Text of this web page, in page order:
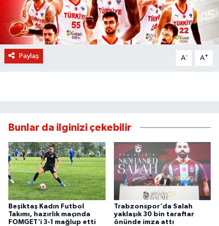
Paylaş A- A+
Bunlar da ilginizi çekebilir
Beşiktaş Kadın Futbol
Takımı, hazırlık maçında
FOMGET'i 3-1 mağlup etti
Trabzonspor'da Salah
yaklaşık 30 bin taraftar
önünde imza attı
OTOMOBİL
KURUMSAL